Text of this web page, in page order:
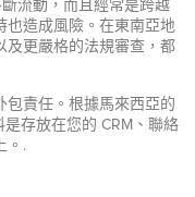
流動，而且經常是跨越
也造成風險。在東南亞地
及更嚴格的法規審查，都
包責任。根據馬來西亞的
是存放在您的 CRM、聯絡
。.